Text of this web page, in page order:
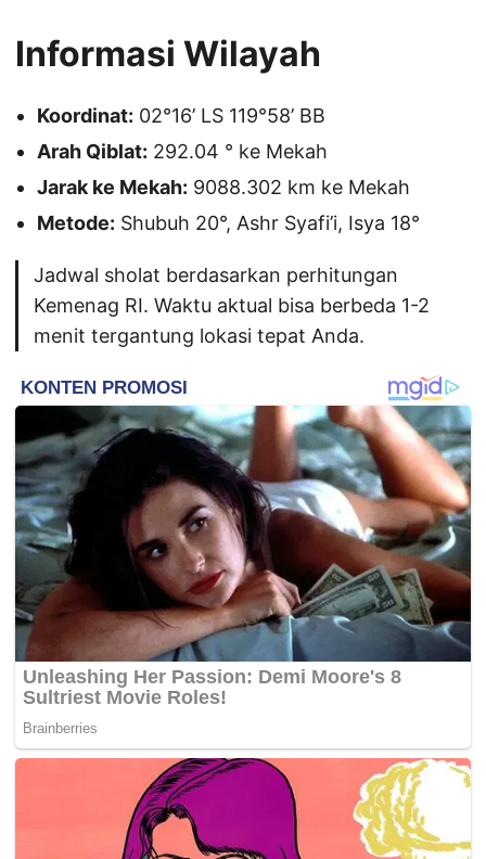
Informasi Wilayah
Koordinat: 02°16’ LS 119°58’ BB
Arah Qiblat: 292.04 ° ke Mekah
Jarak ke Mekah: 9088.302 km ke Mekah
Metode: Shubuh 20°, Ashr Syafi’i, Isya 18°
Jadwal sholat berdasarkan perhitungan
Kemenag RI. Waktu aktual bisa berbeda 1-2
menit tergantung lokasi tepat Anda.